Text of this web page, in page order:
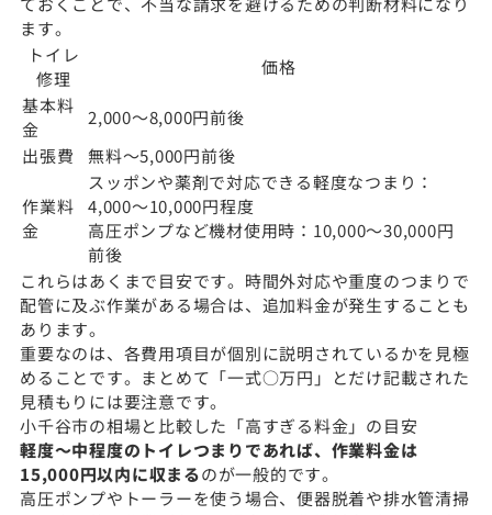
ます。
トイレ
修理
価格
基本料
金
2,000〜8,000円前後
出張費
無料〜5,000円前後
作業料
金
スッポンや薬剤で対応できる軽度なつまり：
4,000〜10,000円程度
高圧ポンプなど機材使用時：10,000〜30,000円
前後
これらはあくまで目安です。時間外対応や重度のつまりで
配管に及ぶ作業がある場合は、追加料金が発生することも
あります。
重要なのは、各費用項目が個別に説明されているかを見極
めることです。まとめて「一式○万円」とだけ記載された
見積もりには要注意です。
小千谷市の相場と比較した「高すぎる料金」の目安
軽度〜中程度のトイレつまりであれば、作業料金は
15,000円以内に収まるのが一般的です。
高圧ポンプやトーラーを使う場合、便器脱着や排水管清掃